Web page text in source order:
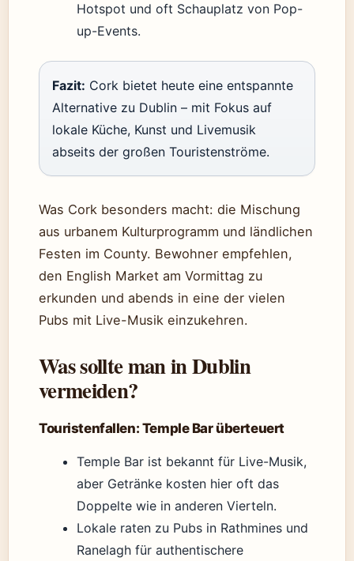
Hotspot und oft Schauplatz von Pop-
up-Events.
Fazit: Cork bietet heute eine entspannte
Alternative zu Dublin – mit Fokus auf
lokale Küche, Kunst und Livemusik
abseits der großen Touristenströme.
Was Cork besonders macht: die Mischung
aus urbanem Kulturprogramm und ländlichen
Festen im County. Bewohner empfehlen,
den English Market am Vormittag zu
erkunden und abends in eine der vielen
Pubs mit Live-Musik einzukehren.
Was sollte man in Dublin
vermeiden?
Touristenfallen: Temple Bar überteuert
Temple Bar ist bekannt für Live-Musik,
aber Getränke kosten hier oft das
Doppelte wie in anderen Vierteln.
Lokale raten zu Pubs in Rathmines und
Ranelagh für authentischere